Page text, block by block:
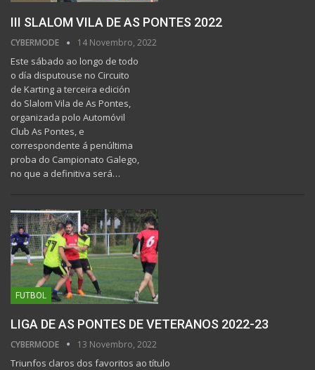
III SLALOM VILA DE AS PONTES 2022
CYBERMODE 14 Novembro, 2022
Este sábado ao longo de todo
o día disputouse no Circuito
de Karting a terceira edición
do Slalom Vila de As Pontes,
organizada polo Automóvil
Club As Pontes, e
correspondente á penúltima
proba do Campionato Galego,
no que a definitiva será…
FUTBOL
LIGA DE AS PONTES DE VETERANOS 2022-23
CYBERMODE 13 Novembro, 2022
Triunfos claros dos favoritos ao título